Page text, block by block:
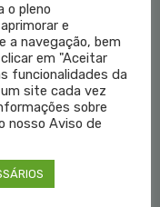
o pleno
e
a navegação, bem
em "Aceitar
funcionalidades da
site cada vez
sobre
nosso Aviso de